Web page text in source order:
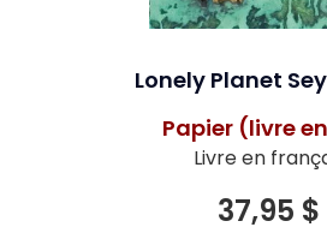
Lonely Planet
Papier (livre
Livre en
37,95 $